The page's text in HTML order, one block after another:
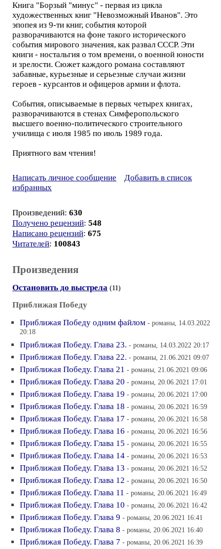
Книга "Борзый "минус" - первая из цикла
художественных книг "Невозможный Иванов". Это
эпопея из 9-ти книг, события которой
разворачиваются на фоне такого исторического
события мирового значения, как развал СССР. Эти
книги - ностальгия о том времени, о военной юности
и зрелости. Сюжет каждого романа составляют
забавные, курьезные и серьезные случаи жизни
героев - курсантов и офицеров армии и флота.
События, описываемые в первых четырех книгах,
разворачиваются в стенах Симферопольского
высшего военно-политического строительного
училища с июля 1985 по июль 1989 года.
Приятного вам чтения!
Написать личное сообщение
Добавить в список
избранных
Произведений: 630
Получено рецензий: 548
Написано рецензий: 675
Читателей: 100843
Произведения
Остановить до выстрела (11)
Приближая Победу
Приближая Победу одним файлом - романы, 14.03.2022
20:18
Приближая Победу. Глава 23. - романы, 14.03.2022 20:17
Приближая Победу. Глава 22. - романы, 21.06.2021 09:07
Приближая Победу. Глава 21 - романы, 21.06.2021 09:06
Приближая Победу. Глава 20 - романы, 20.06.2021 17:01
Приближая Победу. Глава 19 - романы, 20.06.2021 17:00
Приближая Победу. Глава 18 - романы, 20.06.2021 16:59
Приближая Победу. Глава 17 - романы, 20.06.2021 16:58
Приближая Победу. Глава 16 - романы, 20.06.2021 16:56
Приближая Победу. Глава 15 - романы, 20.06.2021 16:55
Приближая Победу. Глава 14 - романы, 20.06.2021 16:53
Приближая Победу. Глава 13 - романы, 20.06.2021 16:52
Приближая Победу. Глава 12 - романы, 20.06.2021 16:50
Приближая Победу. Глава 11 - романы, 20.06.2021 16:49
Приближая Победу. Глава 10 - романы, 20.06.2021 16:42
Приближая Победу. Глава 9 - романы, 20.06.2021 16:41
Приближая Победу. Глава 8 - романы, 20.06.2021 16:40
Приближая Победу. Глава 7 - романы, 20.06.2021 16:39